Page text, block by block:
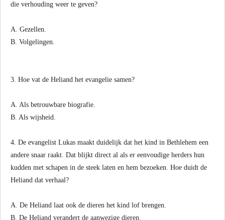
die verhouding weer te geven?
A. Gezellen.
B. Volgelingen.
3. Hoe vat de Heliand het evangelie samen?
A. Als betrouwbare biografie.
B. Als wijsheid.
4. De evangelist Lukas maakt duidelijk dat het kind in Bethlehem een
andere snaar raakt. Dat blijkt direct al als er eenvoudige herders hun
kudden met schapen in de steek laten en hem bezoeken. Hoe duidt de
Heliand dat verhaal?
A. De Heliand laat ook de dieren het kind lof brengen.
B. De Heliand verandert de aanwezige dieren.